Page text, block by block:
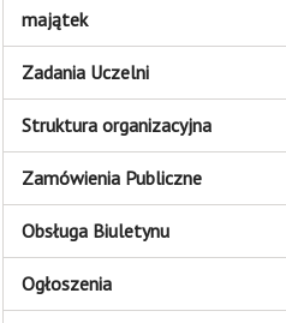
majątek
Zadania Uczelni
Struktura organizacyjna
Zamówienia Publiczne
Obsługa Biuletynu
Ogłoszenia